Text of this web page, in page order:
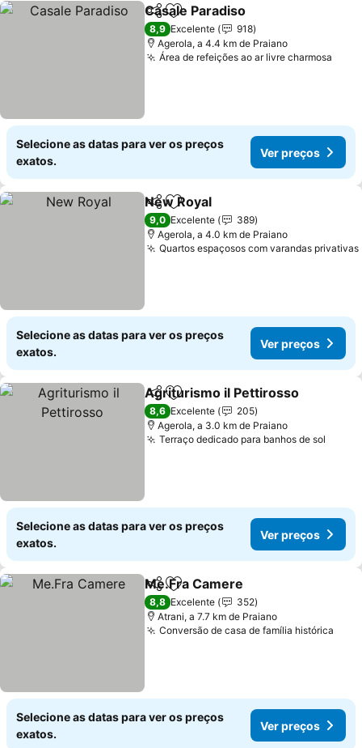
PartilharAdicionar aos favoritos
Casale Paradiso
8,9 Excelente
918
Agerola, a 4.4 km de Praiano
Área de refeições ao ar livre charmosa
Selecione as datas para ver os preços
exatos.
Ver preços
PartilharAdicionar aos favoritos
New Royal
9,0 Excelente
389
Agerola, a 4.0 km de Praiano
Quartos espaçosos com varandas privativas
Selecione as datas para ver os preços
exatos.
Ver preços
PartilharAdicionar aos favoritos
Agriturismo il Pettirosso
8,6 Excelente
205
Agerola, a 3.0 km de Praiano
Terraço dedicado para banhos de sol
Selecione as datas para ver os preços
exatos.
Ver preços
PartilharAdicionar aos favoritos
Me.Fra Camere
8,8 Excelente
352
Atrani, a 7.7 km de Praiano
Conversão de casa de família histórica
Selecione as datas para ver os preços
exatos.
Ver preços